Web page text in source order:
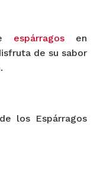
espárragosen
de su sabor
los Espárragos